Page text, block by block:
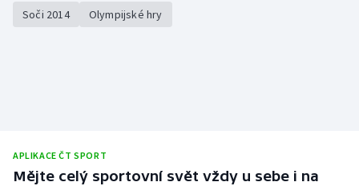
Triatlon
Soči 2014 Olympijské hry
APLIKACE ČT SPORT
Mějte celý sportovní svět vždy u sebe i na